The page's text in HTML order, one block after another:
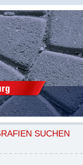
SUCHEN